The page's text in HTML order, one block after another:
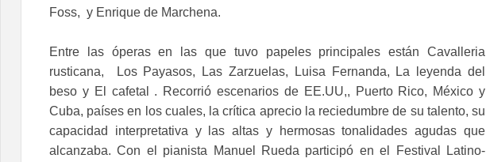
Foss, y Enrique de Marchena.
Entre las óperas en las que tuvo papeles principales están Cavalleria
rusticana, Los Payasos, Las Zarzuelas, Luisa Fernanda, La leyenda del
beso y El cafetal . Recorrió escenarios de EE.UU,, Puerto Rico, México y
Cuba, países en los cuales, la crítica aprecio la reciedumbre de su talento, su
capacidad interpretativa y las altas y hermosas tonalidades agudas que
alcanzaba. Con el pianista Manuel Rueda participó en el Festival Latino-